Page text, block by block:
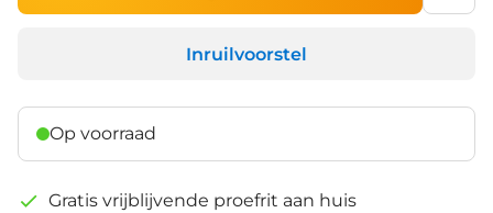
Inruilvoorstel
Op voorraad
Gratis vrijblijvende proefrit aan huis